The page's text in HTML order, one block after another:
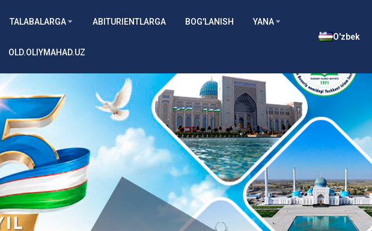
TALABALARGA ABITURIENTLARGA BOG'LANISH YANA
OLD.OLIYMAHAD.UZ
O'zbek